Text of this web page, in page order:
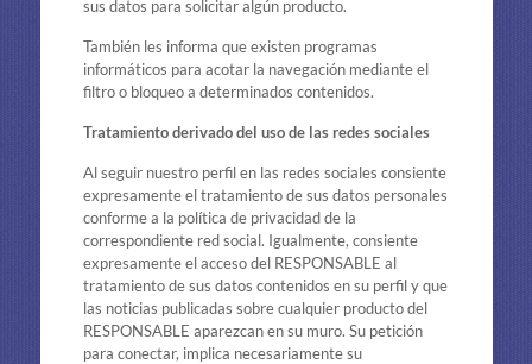
sus datos para solicitar algún producto.
También les informa que existen programas
informáticos para acotar la navegación mediante el
filtro o bloqueo a determinados contenidos.
Tratamiento derivado del uso de las redes sociales
Al seguir nuestro perfil en las redes sociales consiente
expresamente el tratamiento de sus datos personales
conforme a la política de privacidad de la
correspondiente red social. Igualmente, consiente
expresamente el acceso del RESPONSABLE al
tratamiento de sus datos contenidos en su perfil y que
las noticias publicadas sobre cualquier producto del
RESPONSABLE aparezcan en su muro. Su petición
para conectar, implica necesariamente su